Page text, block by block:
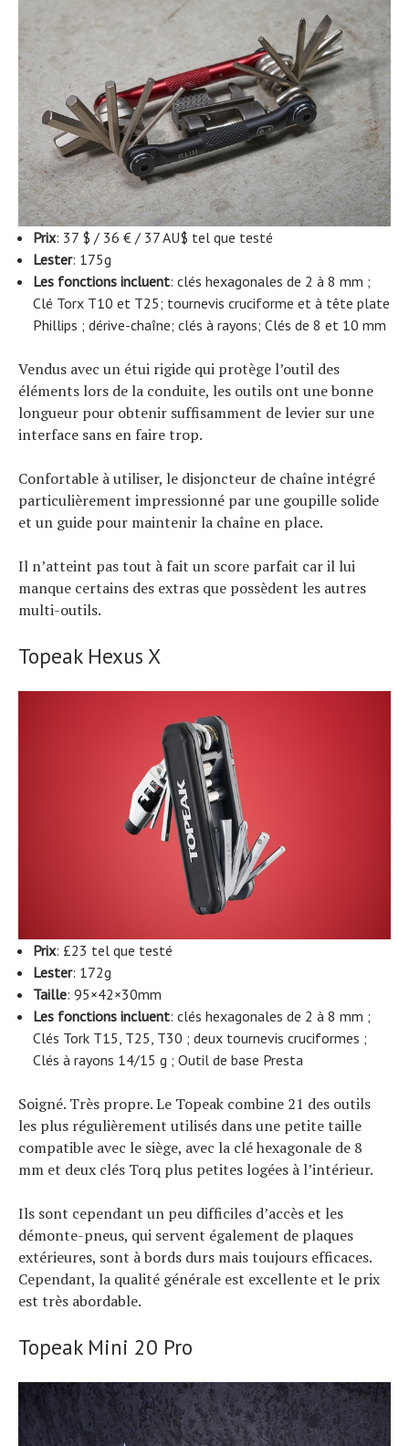
Prix: 37 $ / 36 € / 37 AU$ tel que testé
Lester: 175g
Les fonctions incluent: clés hexagonales de 2 à 8 mm ;
Clé Torx T10 et T25; tournevis cruciforme et à tête plate
Phillips ; dérive-chaîne; clés à rayons; Clés de 8 et 10 mm
Vendus avec un étui rigide qui protège l’outil des
éléments lors de la conduite, les outils ont une bonne
longueur pour obtenir suffisamment de levier sur une
interface sans en faire trop.
Confortable à utiliser, le disjoncteur de chaîne intégré
particulièrement impressionné par une goupille solide
et un guide pour maintenir la chaîne en place.
Il n’atteint pas tout à fait un score parfait car il lui
manque certains des extras que possèdent les autres
multi-outils.
Topeak Hexus X
Prix: £23 tel que testé
Lester: 172g
Taille: 95×42×30mm
Les fonctions incluent: clés hexagonales de 2 à 8 mm ;
Clés Tork T15, T25, T30 ; deux tournevis cruciformes ;
Clés à rayons 14/15 g ; Outil de base Presta
Soigné. Très propre. Le Topeak combine 21 des outils
les plus régulièrement utilisés dans une petite taille
compatible avec le siège, avec la clé hexagonale de 8
mm et deux clés Torq plus petites logées à l’intérieur.
Ils sont cependant un peu difficiles d’accès et les
démonte-pneus, qui servent également de plaques
extérieures, sont à bords durs mais toujours efficaces.
Cependant, la qualité générale est excellente et le prix
est très abordable.
Topeak Mini 20 Pro
Technologies
Tests de produits
Conseils
Tendances